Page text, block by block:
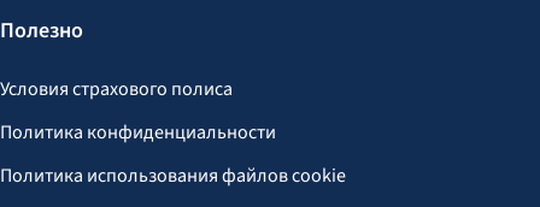
Полезно
Условия страхового полиса
Политика конфиденциальности
Политика использования файлов cookie